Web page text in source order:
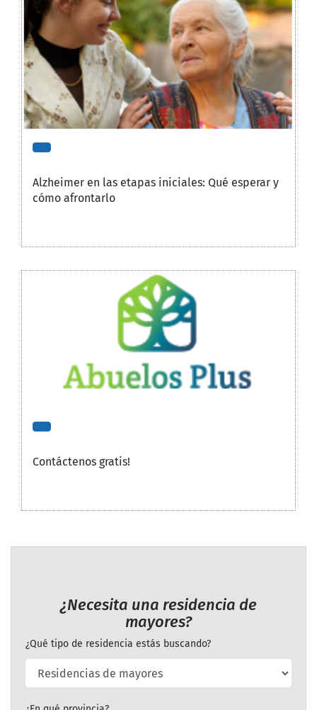
Alzheimer en las etapas iniciales: Qué esperar y
cómo afrontarlo
Contáctenos gratis!
¿Necesita una residencia de
mayores?
¿Qué tipo de residencia estás buscando?